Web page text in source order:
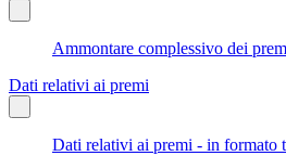
Ammontare complessivo dei
Dati relativi ai premi
Dati relativi ai premi - in formato